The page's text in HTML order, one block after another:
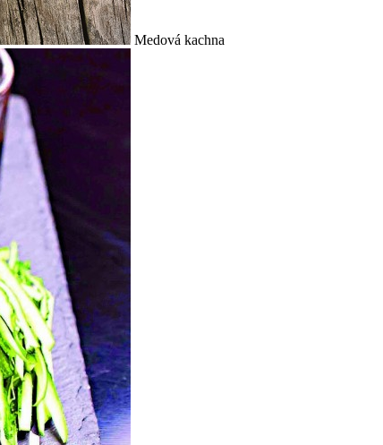
Medová kachna